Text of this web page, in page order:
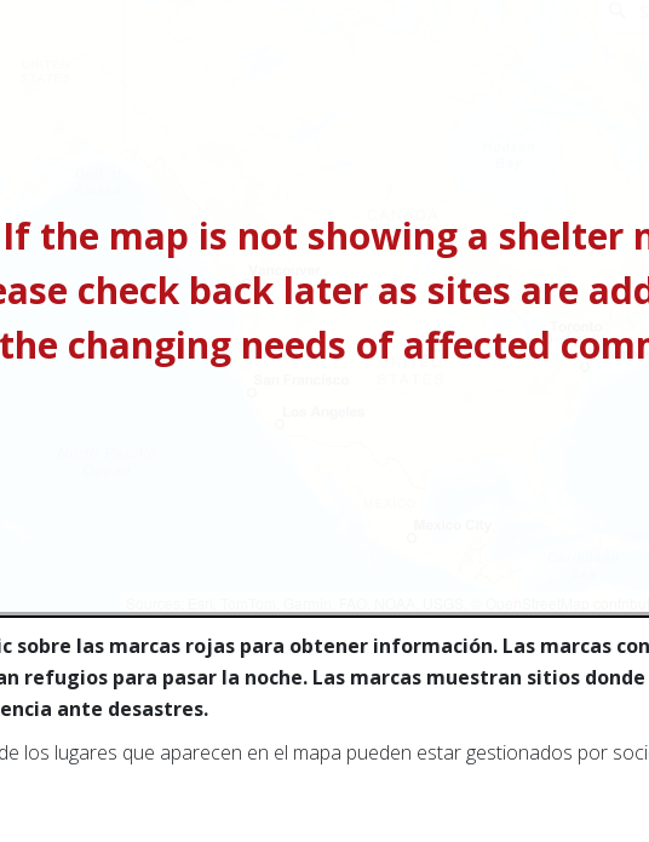
If the map is not showing a shelter
check back later as sites are
the changing needs of affected
sobre las marcas rojas para obtener información. Las marcas
refugios para pasar la noche. Las marcas muestran sitios
ante desastres.
los lugares que aparecen en el mapa pueden estar gestionados por